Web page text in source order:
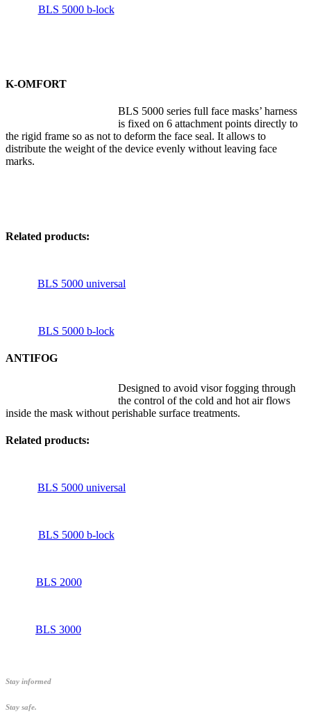
BLS 5000 b-lock
K-OMFORT
BLS 5000 series full face masks’ harness
is fixed on 6 attachment points directly to
the rigid frame so as not to deform the face seal. It allows to
distribute the weight of the device evenly without leaving face
marks.
Related products:
BLS 5000 universal
BLS 5000 b-lock
ANTIFOG
Designed to avoid visor fogging through
the control of the cold and hot air flows
inside the mask without perishable surface treatments.
Related products:
BLS 5000 universal
BLS 5000 b-lock
BLS 2000
BLS 3000
Stay informed
Stay safe.